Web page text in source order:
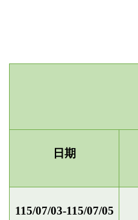
日期
115/07/03-115/07/05